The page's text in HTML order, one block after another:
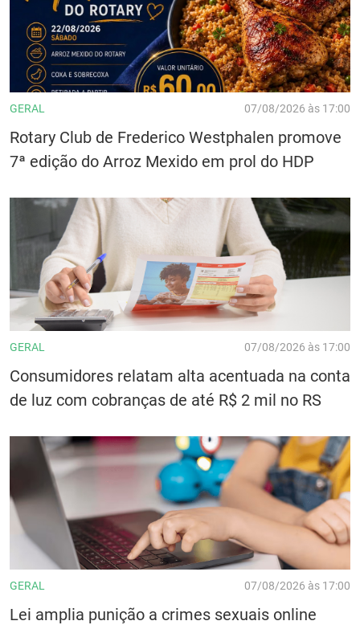
GERAL 07/08/2026 às 17:00
Rotary Club de Frederico Westphalen promove
7ª edição do Arroz Mexido em prol do HDP
GERAL 07/08/2026 às 17:00
Consumidores relatam alta acentuada na conta
de luz com cobranças de até R$ 2 mil no RS
GERAL 07/08/2026 às 17:00
Lei amplia punição a crimes sexuais online